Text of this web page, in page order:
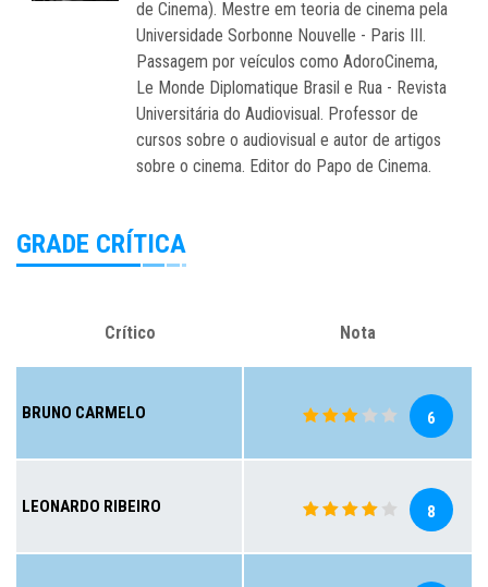
de Cinema). Mestre em teoria de cinema pela
Universidade Sorbonne Nouvelle - Paris III.
Passagem por veículos como AdoroCinema,
Le Monde Diplomatique Brasil e Rua - Revista
Universitária do Audiovisual. Professor de
cursos sobre o audiovisual e autor de artigos
sobre o cinema. Editor do Papo de Cinema.
GRADE CRÍTICA
Crítico Nota
BRUNO CARMELO 6
LEONARDO RIBEIRO 8